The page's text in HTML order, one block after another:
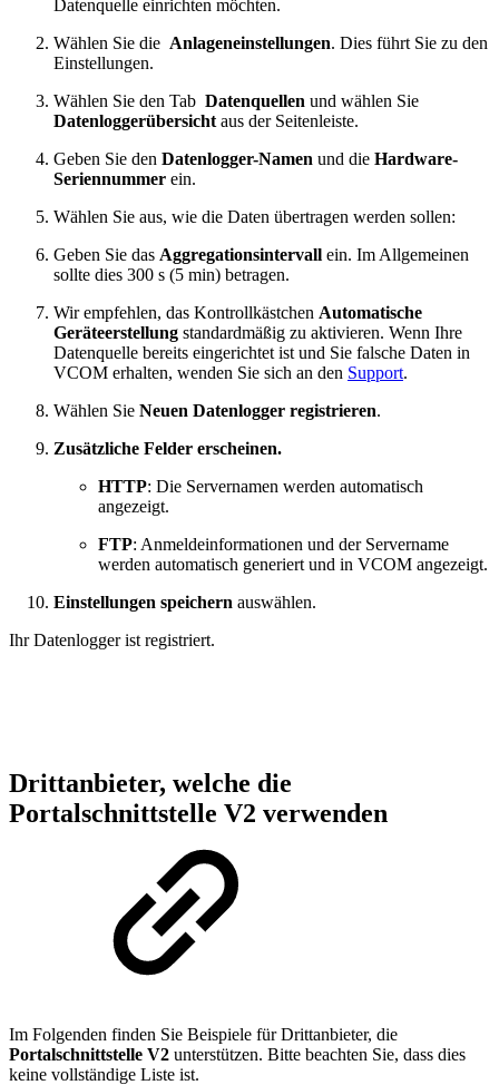
Datenquelle einrichten möchten.
Wählen Sie die Anlageneinstellungen. Dies führt Sie zu den
Einstellungen.
Wählen Sie den Tab Datenquellen und wählen Sie
Datenloggerübersicht aus der Seitenleiste.
Geben Sie den Datenlogger-Namen und die Hardware-
Seriennummer ein.
Wählen Sie aus, wie die Daten übertragen werden sollen:
Geben Sie das Aggregationsintervall ein. Im Allgemeinen
sollte dies 300 s (5 min) betragen.
Wir empfehlen, das Kontrollkästchen Automatische
Geräteerstellung standardmäßig zu aktivieren. Wenn Ihre
Datenquelle bereits eingerichtet ist und Sie falsche Daten in
VCOM erhalten, wenden Sie sich an den Support.
Wählen Sie Neuen Datenlogger registrieren.
Zusätzliche Felder erscheinen.
HTTP: Die Servernamen werden automatisch
angezeigt.
FTP: Anmeldeinformationen und der Servername
werden automatisch generiert und in VCOM angezeigt.
Einstellungen speichern auswählen.
Ihr Datenlogger ist registriert.
Drittanbieter, welche die
Portalschnittstelle V2 verwenden
Im Folgenden finden Sie Beispiele für Drittanbieter, die
Portalschnittstelle V2 unterstützen. Bitte beachten Sie, dass dies
keine vollständige Liste ist.